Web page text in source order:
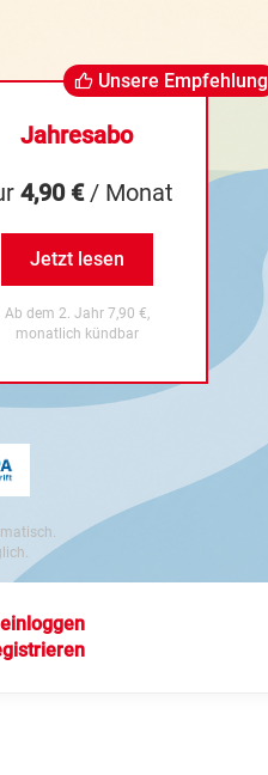
Unsere Empfehlung
Jahresabo
4,90 €/ Monat
Jetzt lesen
Ab dem 2. Jahr 7,90 €,
monatlich kündbar